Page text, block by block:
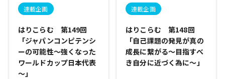
連載企画
はりこらむ 第149回
「ジャパンコンピテンシ
ーの可能性～強くなった
ワールドカップ日本代表
～」
連載企画
はりこらむ 第148回
「自己課題の発見が真の
成長に繋がる～目指すべ
き自分に近づく為に～」